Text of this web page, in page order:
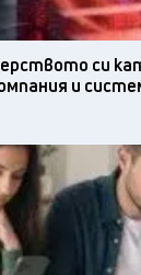
си
и